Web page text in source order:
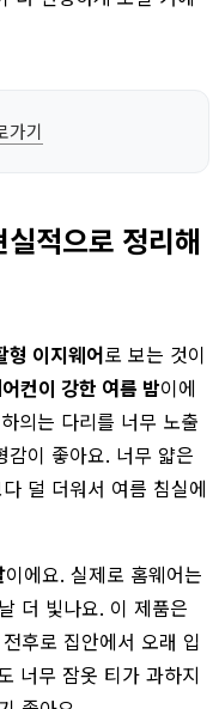
가기
적으로 정리해
형 이지웨어로 보는 것이
컨이 강한 여름 밤이에
의는 다리를 너무 노출
감이 좋아요. 너무 얇은
덜 더워서 여름 침실에
이에요. 실제로 홈웨어는
더 빛나요. 이 제품은
후로 집안에서 오래 입
너무 잠옷 티가 과하지